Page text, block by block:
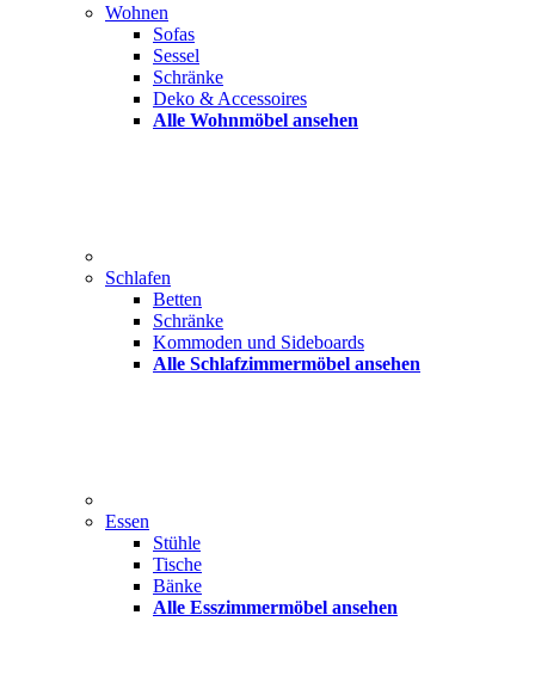
Wohnen
Sofas
Sessel
Schränke
Deko & Accessoires
Alle Wohnmöbel ansehen
Schlafen
Betten
Schränke
Kommoden und Sideboards
Alle Schlafzimmermöbel ansehen
Essen
Stühle
Tische
Bänke
Alle Esszimmermöbel ansehen